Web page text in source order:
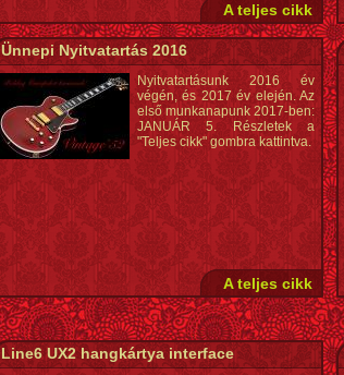
A teljes cikk
Ünnepi Nyitvatartás 2016
Nyitvatartásunk 2016 év
végén, és 2017 év elején. Az
első munkanapunk 2017-ben:
JANUÁR 5. Részletek a
"Teljes cikk" gombra kattintva.
A teljes cikk
Line6 UX2 hangkártya interface